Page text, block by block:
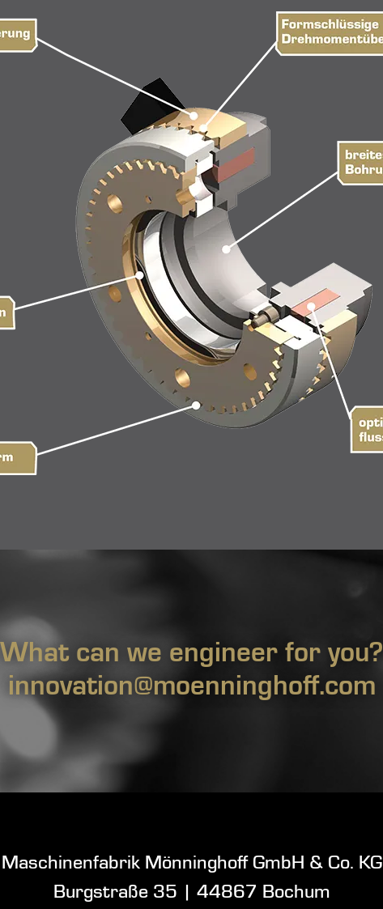
What can we engineer for you?
innovation@moenninghoff.com
Maschinenfabrik Mönninghoff GmbH & Co. KG
Burgstraße 35
44867 Bochum